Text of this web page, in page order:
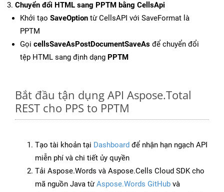
Chuyển đổi HTML sang PPTM bằng CellsApi
Khởi tạo SaveOption từ CellsAPI với SaveFormat là
PPTM
Gọi cellsSaveAsPostDocumentSaveAs để chuyển đổi
tệp HTML sang định dạng PPTM
Bắt đầu tận dụng API Aspose.Total
REST cho PPS to PPTM
Tạo tài khoản tại Dashboard để nhận hạn ngạch API
miễn phí và chi tiết ủy quyền
Tải Aspose.Words và Aspose.Cells Cloud SDK cho
mã nguồn Java từAspose.Words GitHub và